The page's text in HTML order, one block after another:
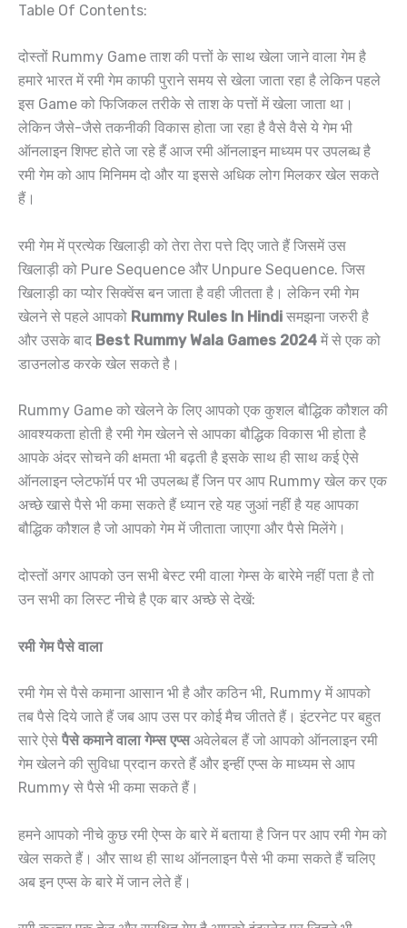
Table Of Contents:
दोस्तों Rummy Game ताश की पत्तों के साथ खेला जाने वाला गेम है
हमारे भारत में रमी गेम काफी पुराने समय से खेला जाता रहा है लेकिन पहले
इस Game को फिजिकल तरीके से ताश के पत्तों में खेला जाता था।
लेकिन जैसे-जैसे तकनीकी विकास होता जा रहा है वैसे वैसे ये गेम भी
ऑनलाइन शिफ्ट होते जा रहे हैं आज रमी ऑनलाइन माध्यम पर उपलब्ध है
रमी गेम को आप मिनिमम दो और या इससे अधिक लोग मिलकर खेल सकते
हैं।
रमी गेम में प्रत्येक खिलाड़ी को तेरा तेरा पत्ते दिए जाते हैं जिसमें उस
खिलाड़ी को Pure Sequence और Unpure Sequence. जिस
खिलाड़ी का प्योर सिक्वेंस बन जाता है वही जीतता है। लेकिन रमी गेम
खेलने से पहले आपको Rummy Rules In Hindi समझना जरुरी है
और उसके बाद Best Rummy Wala Games 2024 में से एक को
डाउनलोड करके खेल सकते है।
Rummy Game को खेलने के लिए आपको एक कुशल बौद्धिक कौशल की
आवश्यकता होती है रमी गेम खेलने से आपका बौद्धिक विकास भी होता है
आपके अंदर सोचने की क्षमता भी बढ़ती है इसके साथ ही साथ कई ऐसे
ऑनलाइन प्लेटफॉर्म पर भी उपलब्ध हैं जिन पर आप Rummy खेल कर एक
अच्छे खासे पैसे भी कमा सकते हैं ध्यान रहे यह जुआं नहीं है यह आपका
बौद्धिक कौशल है जो आपको गेम में जीताता जाएगा और पैसे मिलेंगे।
दोस्तों अगर आपको उन सभी बेस्ट रमी वाला गेम्स के बारेमे नहीं पता है तो
उन सभी का लिस्ट नीचे है एक बार अच्छे से देखें:
रमी गेम पैसे वाला
रमी गेम से पैसे कमाना आसान भी है और कठिन भी, Rummy में आपको
तब पैसे दिये जाते हैं जब आप उस पर कोई मैच जीतते हैं। इंटरनेट पर बहुत
सारे ऐसे पैसे कमाने वाला गेम्स एप्सअवेलेबल हैं जो आपको ऑनलाइन रमी
गेम खेलने की सुविधा प्रदान करते हैं और इन्हीं एप्स के माध्यम से आप
Rummy से पैसे भी कमा सकते हैं।
हमने आपको नीचे कुछ रमी ऐप्स के बारे में बताया है जिन पर आप रमी गेम को
खेल सकते हैं। और साथ ही साथ ऑनलाइन पैसे भी कमा सकते हैं चलिए
अब इन एप्स के बारे में जान लेते हैं।